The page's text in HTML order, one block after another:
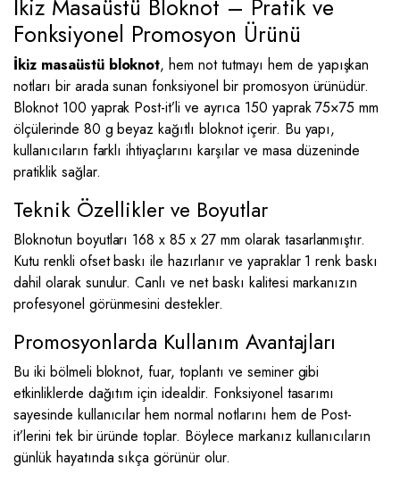
İkiz Masaüstü Bloknot – Pratik ve
Fonksiyonel Promosyon Ürünü
İkiz masaüstü bloknot, hem not tutmayı hem de yapışkan
notları bir arada sunan fonksiyonel bir promosyon ürünüdür.
Bloknot 100 yaprak Post-it’li ve ayrıca 150 yaprak 75×75 mm
ölçülerinde 80 g beyaz kağıtlı bloknot içerir. Bu yapı,
kullanıcıların farklı ihtiyaçlarını karşılar ve masa düzeninde
pratiklik sağlar.
Teknik Özellikler ve Boyutlar
Bloknotun boyutları 168 x 85 x 27 mm olarak tasarlanmıştır.
Kutu renkli ofset baskı ile hazırlanır ve yapraklar 1 renk baskı
dahil olarak sunulur. Canlı ve net baskı kalitesi markanızın
profesyonel görünmesini destekler.
Promosyonlarda Kullanım Avantajları
Bu iki bölmeli bloknot, fuar, toplantı ve seminer gibi
etkinliklerde dağıtım için idealdir. Fonksiyonel tasarımı
sayesinde kullanıcılar hem normal notlarını hem de Post-
it’lerini tek bir üründe toplar. Böylece markanız kullanıcıların
günlük hayatında sıkça görünür olur.